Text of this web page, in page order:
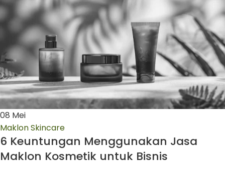
08 Mei
Maklon Skincare
6 Keuntungan Menggunakan Jasa
Maklon Kosmetik untuk Bisnis